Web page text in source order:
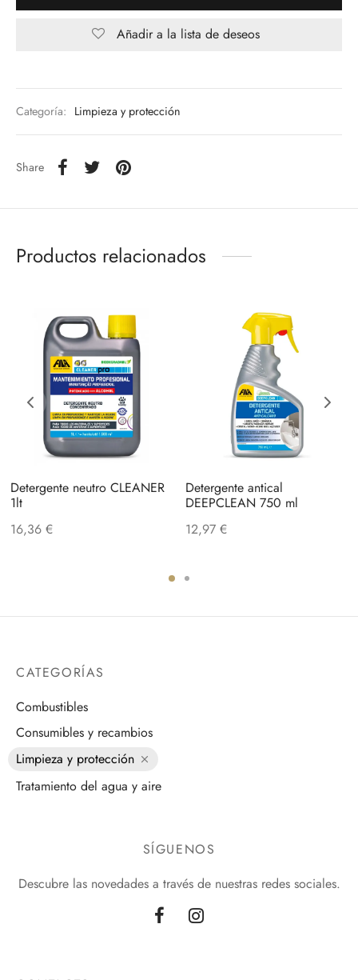
Añadir a la lista de deseos
Categoría: Limpieza y protección
Share
Productos relacionados
Detergente neutro CLEANER
1lt
16,36 €
Detergente antical
DEEPCLEAN 750 ml
12,97 €
CATEGORÍAS
Combustibles
Consumibles y recambios
Limpieza y protección
Tratamiento del agua y aire
SÍGUENOS
Descubre las novedades a través de nuestras redes sociales.